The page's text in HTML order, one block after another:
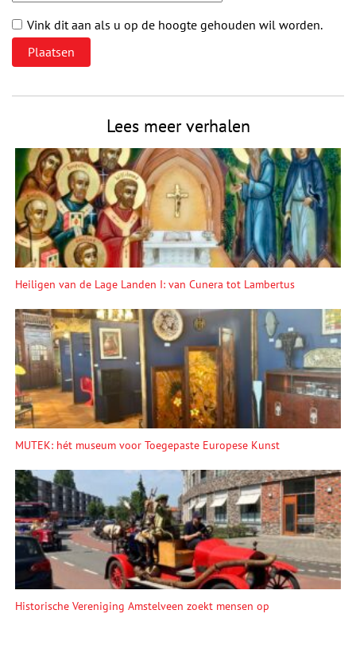
Vink dit aan als u op de hoogte gehouden wil worden.
Lees meer verhalen
Heiligen van de Lage Landen I: van Cunera tot Lambertus
MUTEK: hét museum voor Toegepaste Europese Kunst
Historische Vereniging Amstelveen zoekt mensen op